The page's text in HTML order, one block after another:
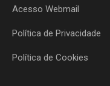
Acesso Webmail
Política de Privacidade
Política de Cookies